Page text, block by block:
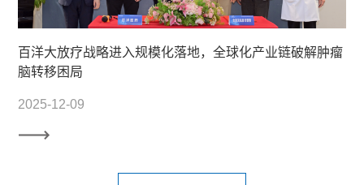
百洋大放疗战略进入规模化落地，全球化产业链破解肿瘤
脑转移困局
2025-12-09